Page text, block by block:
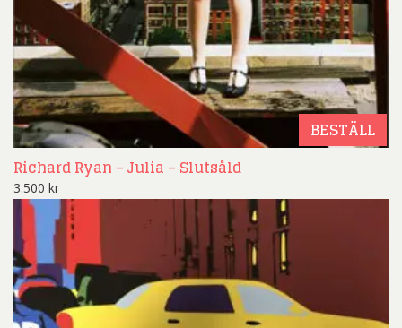
BESTÄLL
Richard Ryan – Julia – Slutsåld
3.500 kr